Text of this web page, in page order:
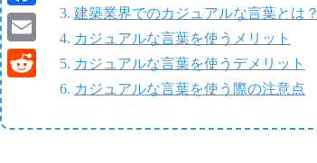
建築業界でのカジュアルな言葉とは？
カジュアルな言葉を使うメリット
カジュアルな言葉を使うデメリット
カジュアルな言葉を使う際の注意点
Facebook
Email